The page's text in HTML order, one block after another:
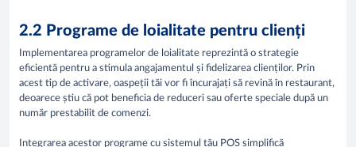
2.2 Programe de loialitate pentru clienți
Implementarea programelor de loialitate reprezintă o strategie
eficientă pentru a stimula angajamentul și fidelizarea clienților. Prin
acest tip de activare, oaspeții tăi vor fi încurajați să revină în restaurant,
deoarece știu că pot beneficia de reduceri sau oferte speciale după un
număr prestabilit de comenzi.
Integrarea acestor programe cu sistemul tău POS simplifică